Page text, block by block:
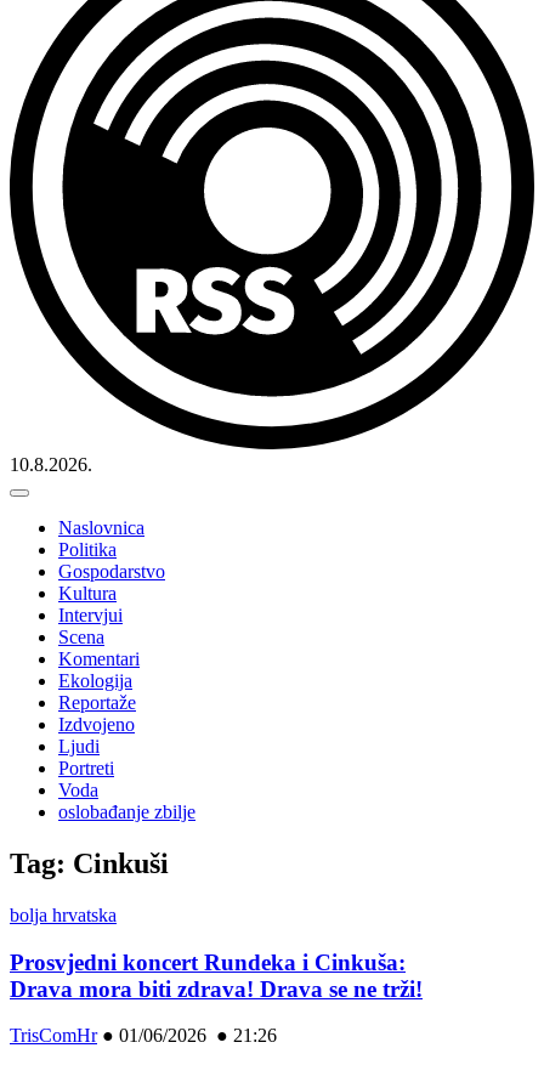
10.8.2026.
Naslovnica
Politika
Gospodarstvo
Kultura
Intervjui
Scena
Komentari
Ekologija
Reportaže
Izdvojeno
Ljudi
Portreti
Voda
oslobađanje zbilje
Tag: Cinkuši
bolja hrvatska
Prosvjedni koncert Rundeka i Cinkuša:
Drava mora biti zdrava! Drava se ne trži!
TrisComHr● 01/06/2026 ● 21:26